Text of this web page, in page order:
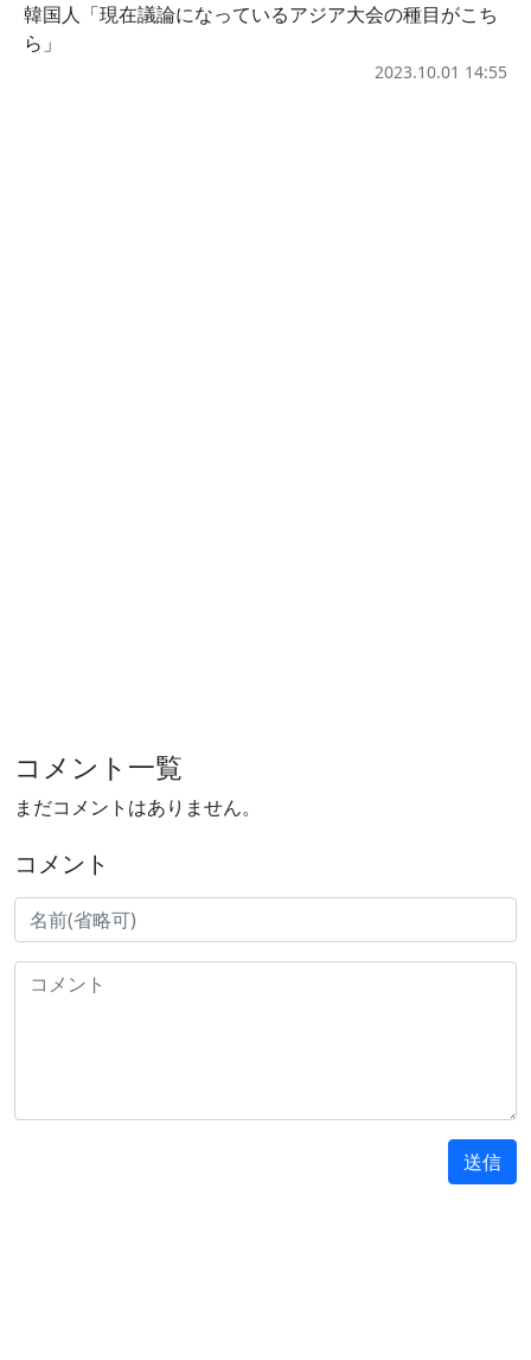
韓国人「現在議論になっているアジア大会の種目がこち
ら」
2023.10.01 14:55
コメント一覧
まだコメントはありません。
コメント
送信